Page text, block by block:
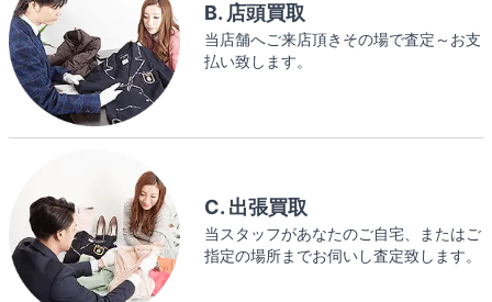
B. 店頭買取
当店舗へご来店頂きその場で査定～お支
払い致します。
C. 出張買取
当スタッフがあなたのご自宅、またはご
指定の場所までお伺いし査定致します。